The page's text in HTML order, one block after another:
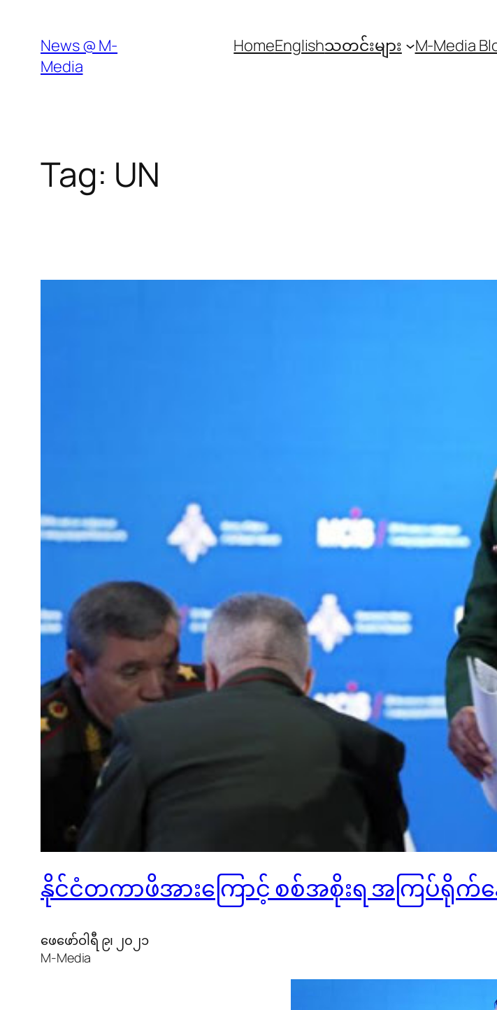
News @ M-
Media
HomeEnglishသတင်းများ M-Media
Tag: UN
နိုင်ငံတကာဖိအားကြောင့် စစ်အစိုးရ အကြပ်ရို
ဖေဖော်ဝါရီ ၉၊ ၂၀၂၁
M-Media